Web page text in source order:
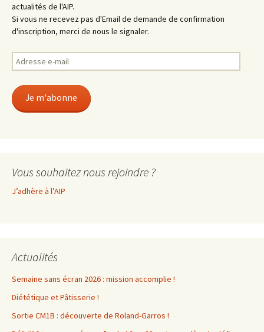
actualités de l'AIP.
Si vous ne recevez pas d'Email de demande de confirmation
d'inscription, merci de nous le signaler.
Adresse
e-
Je m'abonne
Vous souhaitez nous rejoindre ?
J’adhère à l’AIP
Actualités
Semaine sans écran 2026 : mission accomplie !
Diététique et Pâtisserie !
Sortie CM1B : découverte de Roland-Garros !